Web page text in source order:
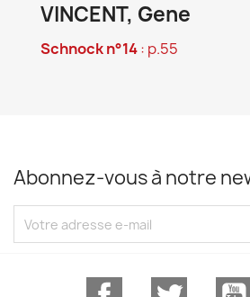
VINCENT, Gene
Schnock n°14: p.55
Abonnez-vous à notre
Facebook Twitter